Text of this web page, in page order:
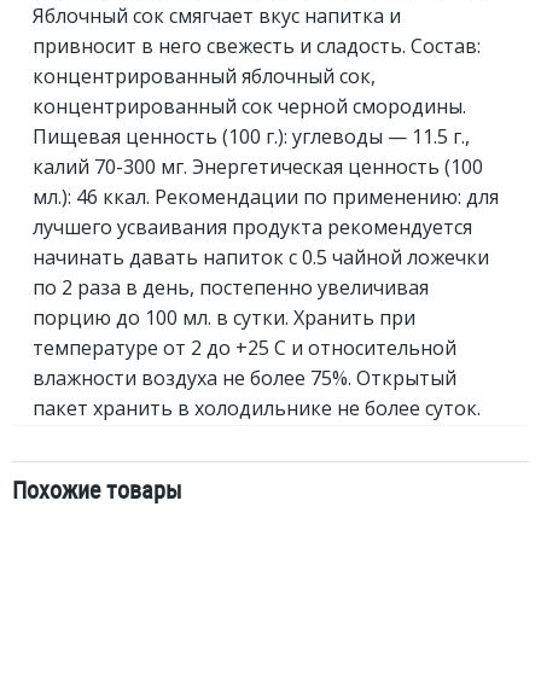
Яблочный сок смягчает вкус напитка и
привносит в него свежесть и сладость. Состав:
концентрированный яблочный сок,
концентрированный сок черной смородины.
Пищевая ценность (100 г.): углеводы — 11.5 г.,
калий 70-300 мг. Энергетическая ценность (100
мл.): 46 ккал. Рекомендации по применению: для
лучшего усваивания продукта рекомендуется
начинать давать напиток с 0.5 чайной ложечки
по 2 раза в день, постепенно увеличивая
порцию до 100 мл. в сутки. Хранить при
температуре от 2 до +25 С и относительной
влажности воздуха не более 75%. Открытый
пакет хранить в холодильнике не более суток.
Похожие товары